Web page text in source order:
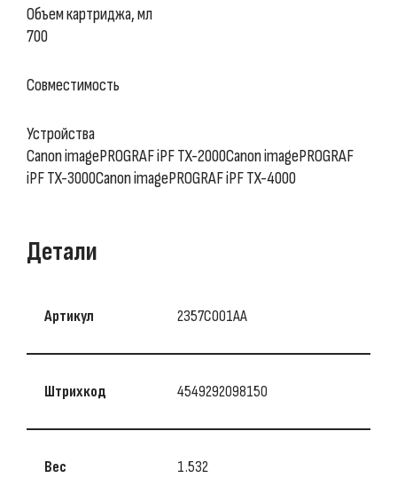
Объем картриджа, мл
700
Совместимость
Устройства
Canon imagePROGRAF iPF TX-2000Canon imagePROGRAF
iPF TX-3000Canon imagePROGRAF iPF TX-4000
Детали
Артикул 2357C001AA
Штрихкод 4549292098150
Вес 1.532